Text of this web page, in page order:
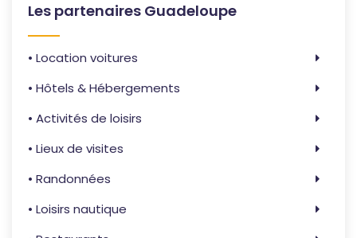
Les partenaires Guadeloupe
• Location voitures
• Hôtels & Hébergements
• Activités de loisirs
• Lieux de visites
• Randonnées
• Loisirs nautique